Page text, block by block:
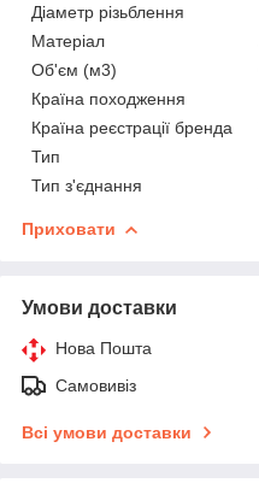
Діаметр різьблення
Матеріал
Об'єм (м3)
Країна походження
Країна реєстрації бренда
Тип
Тип з'єднання
Приховати
Умови доставки
Нова Пошта
Самовивіз
Всі умови доставки